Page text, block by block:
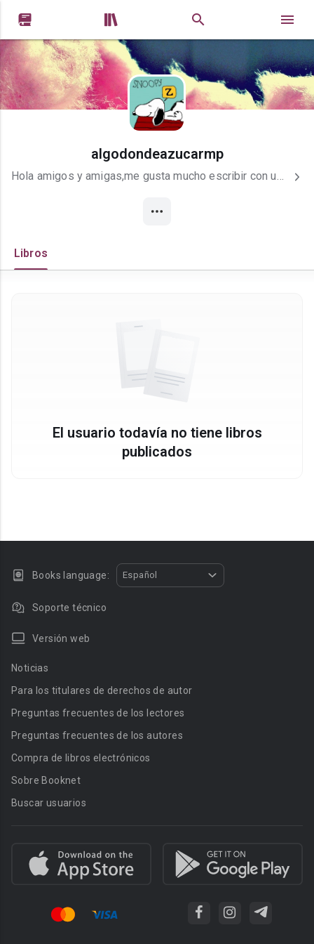
 
algodondeazucarmp
Hola amigos y amigas,me gusta mucho escribir con un vaso de chocolate caliente si estoy en invierno y si es verano una buena limonada con mucho hielo. Cuando no leo,ni escribo estoy viendo peliculas de terror,comedia,suspenso. POSDATA:ME ENCANTA EL INVIERNO .
Libros
El usuario todavía no tiene libros
publicados
Books language: Español
Soporte técnico
Versión web
Noticias
Para los titulares de derechos de autor
Preguntas frecuentes de los lectores
Preguntas frecuentes de los autores
Compra de libros electrónicos
Sobre Booknet
Buscar usuarios